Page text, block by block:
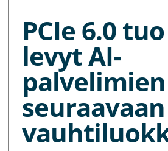
PCIe 6.0 tuo
levyt AI-
palvelimien
seuraavaan